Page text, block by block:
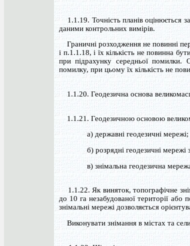
1.1.19. Точність планів оцінюється
даними контрольних вимірів.
Граничні розходження не повинні
і п.1.1.18, і їх кількість не повинна
при підрахунку середньої помилки.
помилку, при цьому їх кількість не
1.1.20. Геодезична основа
1.1.21. Геодезичною основою
а) державні геодезичні мережі;
б) розрядні геодезичні мережі
в) знімальна геодезична
1.1.22. Як виняток, топографічне
до 10 га незабудованої території
знімальні мережі дозволяється
Виконувати знімання в містах та